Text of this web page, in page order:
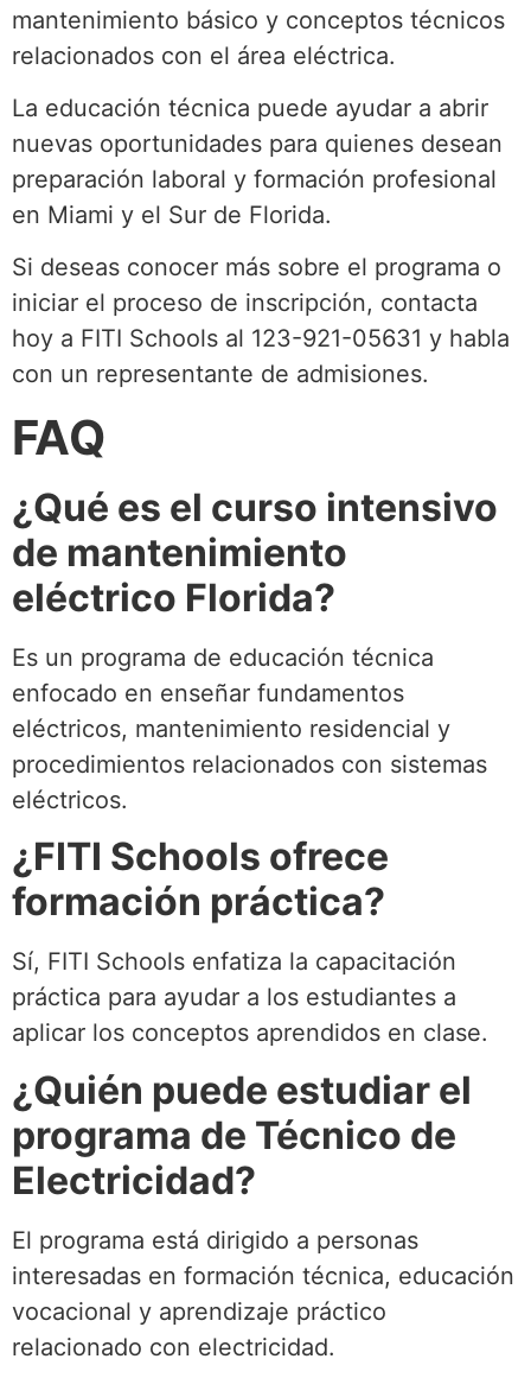
mantenimiento básico y conceptos técnicos
relacionados con el área eléctrica.
La educación técnica puede ayudar a abrir
nuevas oportunidades para quienes desean
preparación laboral y formación profesional
en Miami y el Sur de Florida.
Si deseas conocer más sobre el programa o
iniciar el proceso de inscripción, contacta
hoy a FITI Schools al 123-921-05631 y habla
con un representante de admisiones.
FAQ
¿Qué es el curso intensivo
de mantenimiento
eléctrico Florida?
Es un programa de educación técnica
enfocado en enseñar fundamentos
eléctricos, mantenimiento residencial y
procedimientos relacionados con sistemas
eléctricos.
¿FITI Schools ofrece
formación práctica?
Sí, FITI Schools enfatiza la capacitación
práctica para ayudar a los estudiantes a
aplicar los conceptos aprendidos en clase.
¿Quién puede estudiar el
programa de Técnico de
Electricidad?
El programa está dirigido a personas
interesadas en formación técnica, educación
vocacional y aprendizaje práctico
relacionado con electricidad.